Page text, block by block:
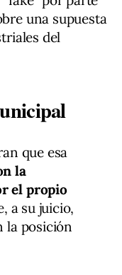
una supuesta
del
que esa
la
el propio
a su juicio,
la posición